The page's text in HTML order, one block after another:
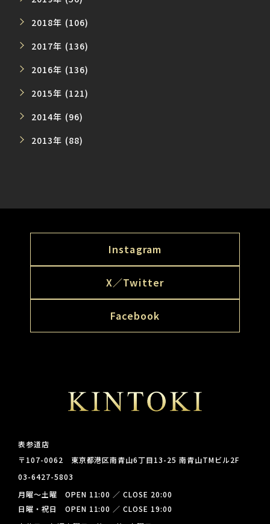
2018年 (106)
2017年 (136)
2016年 (136)
2015年 (121)
2014年 (96)
2013年 (88)
Instagram
X／Twitter
Facebook
表参道店
〒107-0062 東京都港区南青山6丁目13-25 南青山TMビル2F
03-6427-5803
月曜～土曜 OPEN 11:00 ／ CLOSE 20:00
日曜・祝日 OPEN 11:00 ／ CLOSE 19:00